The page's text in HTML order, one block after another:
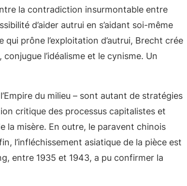
la contradiction insurmontable entre
d’aider autrui en s’aidant soi-même
prône l’exploitation d’autrui, Brecht crée
l’idéalisme et le cynisme. Un
du milieu – sont autant de stratégies
critique des processus capitalistes et
la misère. En outre, le paravent chinois
l’infléchissement asiatique de la pièce est
entre 1935 et 1943, a pu confirmer la